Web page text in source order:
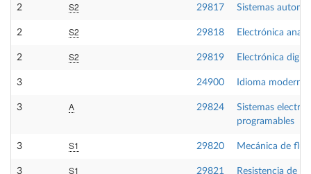
2 S2 29817 Sistemas
2 S2 29818 Electrónica
2 S2 29819 Electrónica digital
3 24900 Idioma moderno
3 A 29824
Sistemas
programables
3 S1 29820 Mecánica de
3 S1 29821 Resistencia de